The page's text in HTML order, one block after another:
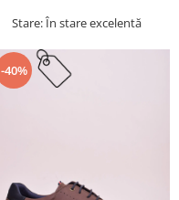
Stare: În stare excelentă
-40%